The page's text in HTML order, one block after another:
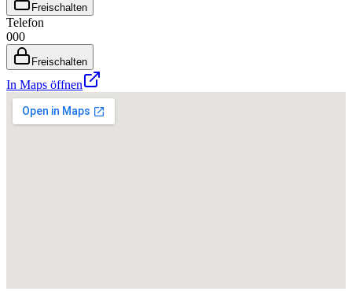
Freischalten
Telefon
000
Freischalten
In Maps öffnen